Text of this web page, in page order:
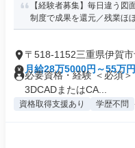
【経験者募集】毎日違う
制度で成果を還元／残業ほ
〒518-1152三重県伊賀市
月給28万5000円～55万円
必要資格・経験 ＜必須
3DCADまたはCA...
資格取得支援あり 学歴不問